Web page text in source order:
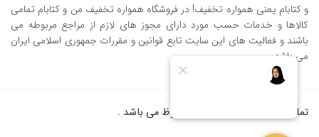
و کتابام یعنی همواره تخفیف! در فروشگاه همواره تخفیف من و کتابام تمامی
کالاها و خدمات حسب مورد دارای مجوز های لازم از مراجع مربوطه می
باشند و فعالیت های این سایت تابع قوانین و مقررات جمهوری اسلامی ایران
می باشد.
تمام حقوق برای من و کتابام محفوظ می باشد .